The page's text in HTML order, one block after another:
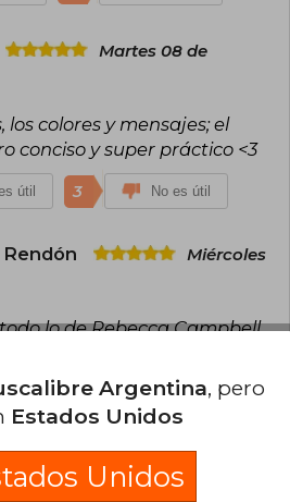
Martes 08 de
los colores y mensajes; el
conciso y super práctico <3
útil 3 No es útil
Miércoles
lo de Rebecca Campbell
útil 2 No es útil
del libro
Argentina, pero
Estados Unidos
Unidos